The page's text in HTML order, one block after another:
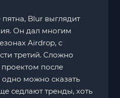
Blur выглядит
Он дал многим
Airdrop, с
третий. Сложно
проектом после
одно можно сказать
седлают тренды, хоть